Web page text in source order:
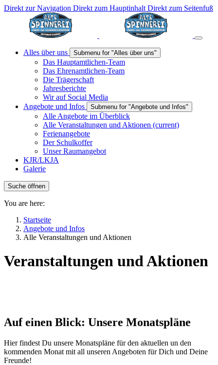
Direkt zur Navigation Direkt zum Hauptinhalt Direkt zum Seitenfuß
Alles über uns Submenu for "Alles über uns"
Das Hauptamtlichen-Team
Das Ehrenamtlichen-Team
Die Trägerschaft
Jahresberichte
Wir auf Social Media
Angebote und Infos
Submenu for "Angebote und Infos"
Alle Angebote im Überblick
Alle Veranstaltungen und Aktionen (current)
Ferienangebote
Der Schulkoffer
Unser Raumangebot
KJR/LKJA
Galerie
Suche öffnen
You are here:
Startseite
Angebote und Infos
Alle Veranstaltungen und Aktionen
Veranstaltungen und Aktionen
Auf einen Blick: Unsere Monatspläne
Hier findest Du unsere Monatspläne für den aktuellen un den
kommenden Monat mit all unseren Angeboten für Dich und Deine
Freunde!